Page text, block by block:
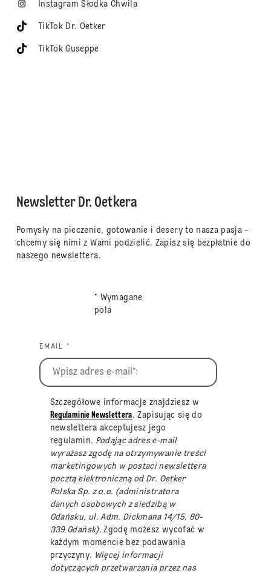
Instagram Słodka Chwila
TikTok Dr. Oetker
TikTok Guseppe
Newsletter Dr. Oetkera
Pomysły na pieczenie, gotowanie i desery to nasza pasja –
chcemy się nimi z Wami podzielić. Zapisz się bezpłatnie do
naszego newslettera.
* Wymagane
pola
EMAIL *
Szczegółowe informacje znajdziesz w
Regulaminie Newslettera. Zapisując się do
newslettera akceptujesz jego
regulamin. Podając adres e-mail
wyrażasz zgodę na otrzymywanie treści
marketingowych w postaci newslettera
pocztą elektroniczną od Dr. Oetker
Polska Sp. z o.o. (administratora
danych osobowych z siedzibą w
Gdańsku, ul. Adm. Dickmana 14/15, 80-
339 Gdańsk).Zgodę możesz wycofać w
każdym momencie bez podawania
przyczyny. Więcej informacji
dotyczących przetwarzania przez nas